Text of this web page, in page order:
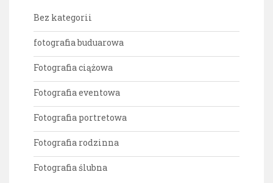
Bez kategorii
fotografia buduarowa
Fotografia ciążowa
Fotografia eventowa
Fotografia portretowa
Fotografia rodzinna
Fotografia ślubna